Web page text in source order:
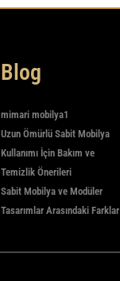
Blog
mimari mobilya1
Uzun Ömürlü Sabit Mobilya
Kullanımı İçin Bakım ve
Temizlik Önerileri
Sabit Mobilya ve Modüler
Tasarımlar Arasındaki Farklar